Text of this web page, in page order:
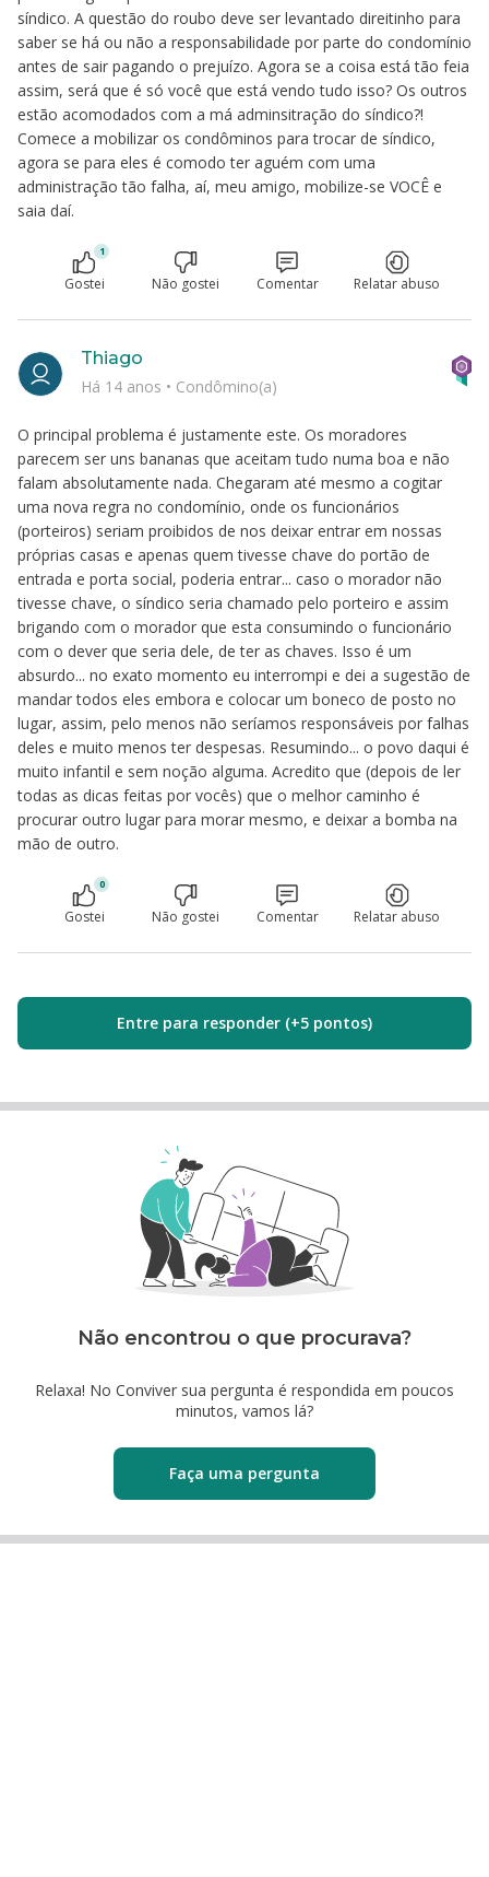
síndico. A questão do roubo deve ser levantado direitinho para
saber se há ou não a responsabilidade por parte do condomínio
antes de sair pagando o prejuízo. Agora se a coisa está tão feia
assim, será que é só você que está vendo tudo isso? Os outros
estão acomodados com a má adminsitração do síndico?!
Comece a mobilizar os condôminos para trocar de síndico,
agora se para eles é comodo ter aguém com uma
administração tão falha, aí, meu amigo, mobilize-se VOCÊ e
saia daí.
1
Gostei Não gostei Comentar Relatar abuso
O principal problema é justamente este. Os moradores
parecem ser uns bananas que aceitam tudo numa boa e não
falam absolutamente nada. Chegaram até mesmo a cogitar
uma nova regra no condomínio, onde os funcionários
(porteiros) seriam proibidos de nos deixar entrar em nossas
próprias casas e apenas quem tivesse chave do portão de
entrada e porta social, poderia entrar... caso o morador não
tivesse chave, o síndico seria chamado pelo porteiro e assim
brigando com o morador que esta consumindo o funcionário
com o dever que seria dele, de ter as chaves. Isso é um
absurdo... no exato momento eu interrompi e dei a sugestão de
mandar todos eles embora e colocar um boneco de posto no
lugar, assim, pelo menos não seríamos responsáveis por falhas
deles e muito menos ter despesas. Resumindo... o povo daqui é
muito infantil e sem noção alguma. Acredito que (depois de ler
todas as dicas feitas por vocês) que o melhor caminho é
procurar outro lugar para morar mesmo, e deixar a bomba na
mão de outro.
Thiago
Há 14 anos • Condômino(a)
0
Gostei Não gostei Comentar Relatar abuso
Entre para responder (+5 pontos)
Não encontrou o que procurava?
Relaxa! No Conviver sua pergunta é respondida em poucos
minutos, vamos lá?
Faça uma pergunta